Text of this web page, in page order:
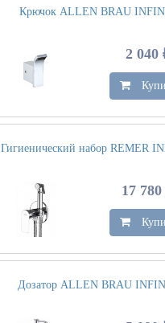
Крючок ALLEN BRAU
2 040
Гигиенический набор REMER
17
Дозатор ALLEN BRAU